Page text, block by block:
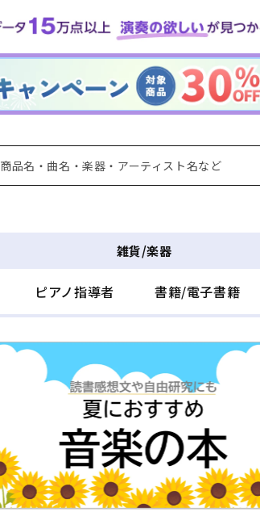
ピアノ指導者 書籍/電子書籍
雑貨/楽器